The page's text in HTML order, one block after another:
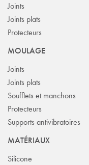
Joints
Joints plats
Protecteurs
MOULAGE
Joints
Joints plats
Soufflets et manchons
Protecteurs
Supports antivibratoires
MATÉRIAUX
Silicone